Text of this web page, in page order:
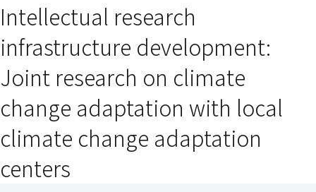
ドウで開きます）
ンドウで開きます）
ウインドウで開きます）
Intellectual research
infrastructure development:
Joint research on climate
change adaptation with local
climate change adaptation
centers